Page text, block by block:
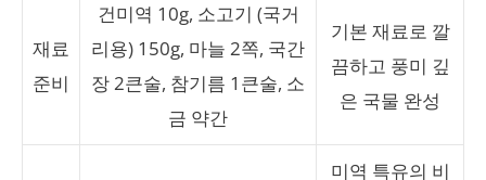
재료
준비
건미역 10g, 소고기 (국거
리용) 150g, 마늘 2쪽, 국간
장 2큰술, 참기름 1큰술, 소
금 약간
기본 재료로 깔
끔하고 풍미 깊
은 국물 완성
미역 특유의 비